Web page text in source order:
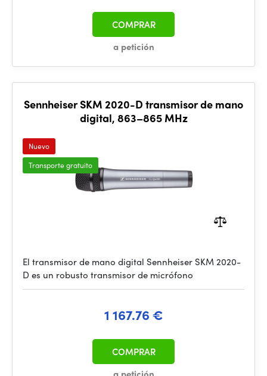
a petición
COMPRAR
Sennheiser SKM 2020-D transmisor de mano
digital, 863–865 MHz
Nuevo
Transporte gratuito
El transmisor de mano digital Sennheiser SKM 2020-
D es un robusto transmisor de micrófono
1 167.76 €
COMPRAR